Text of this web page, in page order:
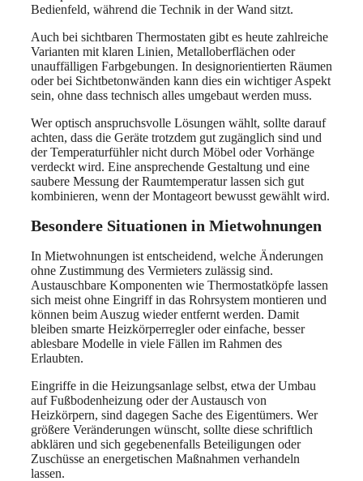
Bedienfeld, während die Technik in der Wand sitzt.
Auch bei sichtbaren Thermostaten gibt es heute zahlreiche
Varianten mit klaren Linien, Metalloberflächen oder
unauffälligen Farbgebungen. In designorientierten Räumen
oder bei Sichtbetonwänden kann dies ein wichtiger Aspekt
sein, ohne dass technisch alles umgebaut werden muss.
Wer optisch anspruchsvolle Lösungen wählt, sollte darauf
achten, dass die Geräte trotzdem gut zugänglich sind und
der Temperaturfühler nicht durch Möbel oder Vorhänge
verdeckt wird. Eine ansprechende Gestaltung und eine
saubere Messung der Raumtemperatur lassen sich gut
kombinieren, wenn der Montageort bewusst gewählt wird.
Besondere Situationen in Mietwohnungen
In Mietwohnungen ist entscheidend, welche Änderungen
ohne Zustimmung des Vermieters zulässig sind.
Austauschbare Komponenten wie Thermostatköpfe lassen
sich meist ohne Eingriff in das Rohrsystem montieren und
können beim Auszug wieder entfernt werden. Damit
bleiben smarte Heizkörperregler oder einfache, besser
ablesbare Modelle in viele Fällen im Rahmen des
Erlaubten.
Eingriffe in die Heizungsanlage selbst, etwa der Umbau
auf Fußbodenheizung oder der Austausch von
Heizkörpern, sind dagegen Sache des Eigentümers. Wer
größere Veränderungen wünscht, sollte diese schriftlich
abklären und sich gegebenenfalls Beteiligungen oder
Zuschüsse an energetischen Maßnahmen verhandeln
lassen.